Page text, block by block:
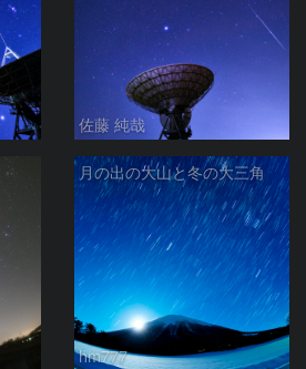
佐藤 純哉
月の出の大山と冬の大三角
hm777